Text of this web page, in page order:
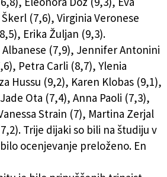
(7,6), Virginia Veronese
Erika Žuljan (9,3).
Albanese (7,9), Jennifer Antonini
Petra Carli (8,7), Ylenia
Hussu (9,2), Karen Klobas (9,1),
Ota (7,4), Anna Paoli (7,3),
Strain (7), Martina Zerjal
Trije dijaki so bili na študiju v
ocenjevanje preloženo. En